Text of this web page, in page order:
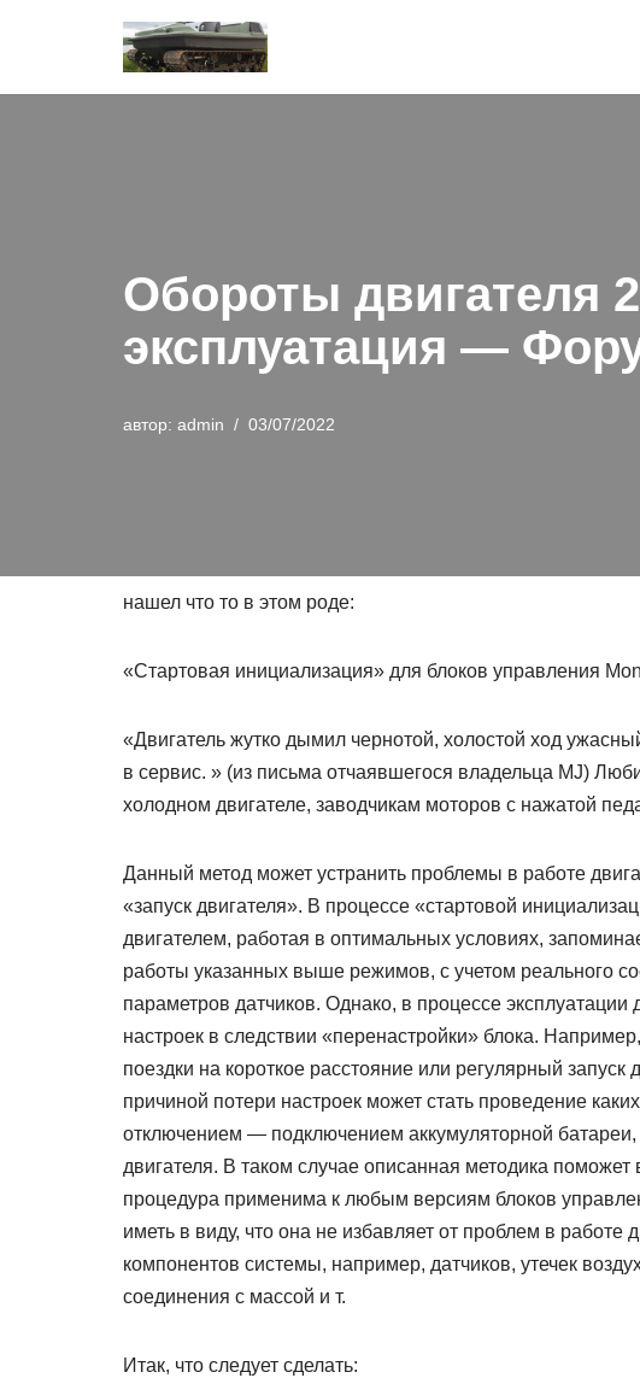
к
Обороты двигателя
эксплуатация —
автор: admin 03/07/2022
нашел что то в этом роде:
«Cтартовая инициализация» для блоков управления
«Двигатель жутко дымил чернотой, холостой ход
в сервис. » (из письма отчаявшегося владельца MJ)
холодном двигателе, заводчикам моторов с нажатой
Данный метод может устранить проблемы в работе
«запуск двигателя». В процессе «стартовой
двигателем, работая в оптимальных условиях,
работы указанных выше режимов, с учетом реального
параметров датчиков. Однако, в процессе
настроек в следствии «перенастройки» блока.
поездки на короткое расстояние или регулярный
причиной потери настроек может стать проведение
отключением — подключением аккумуляторной батареи,
двигателя. В таком случае описанная методика
процедура применима к любым версиям блоков
иметь в виду, что она не избавляет от проблем в работе
компонентов системы, например, датчиков, утечек
соединения с массой и т.
Итак, что следует сделать: